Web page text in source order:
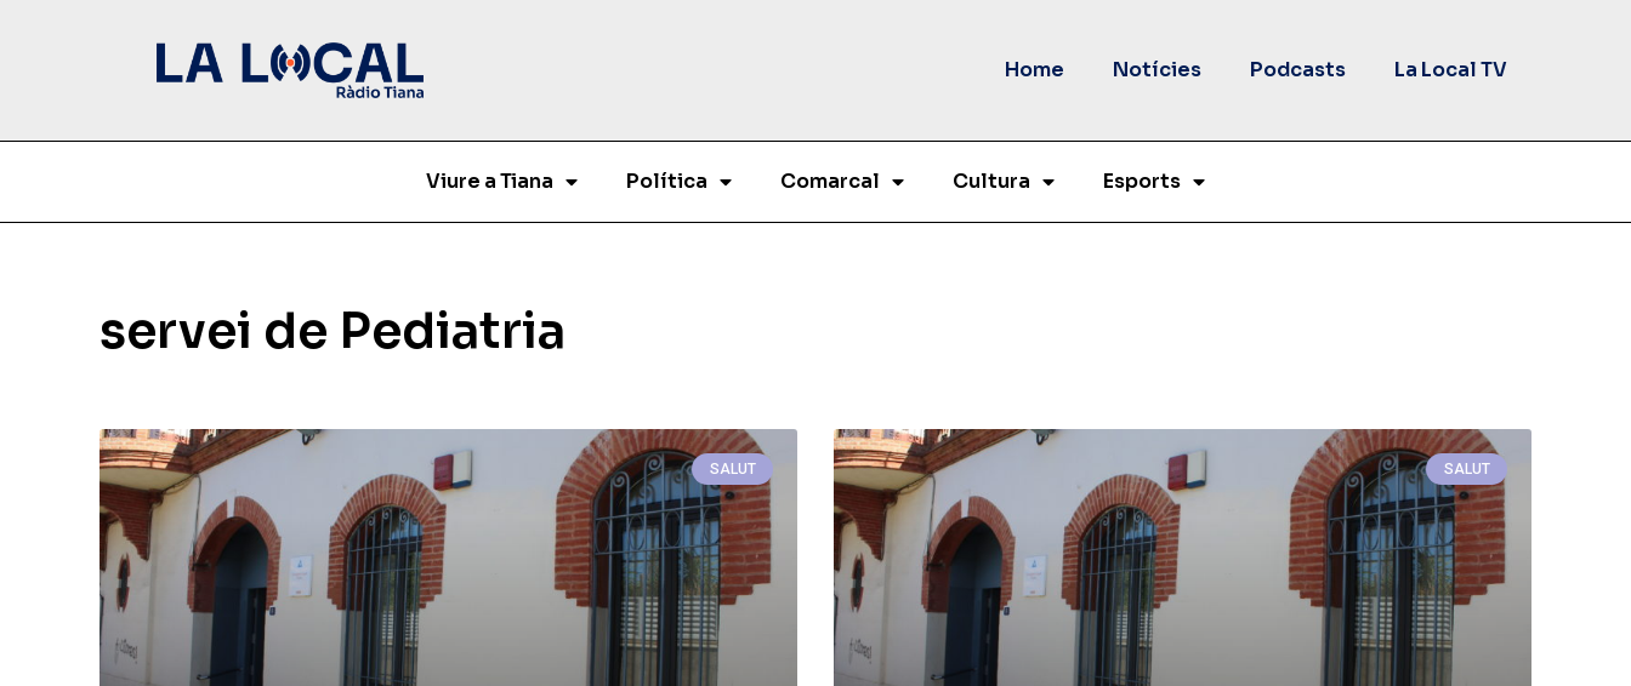
Home Notícies Podcasts La Local TV
Viure a Tiana Política Comarcal Cultura Esports
servei de Pediatria
SALUT SALUT